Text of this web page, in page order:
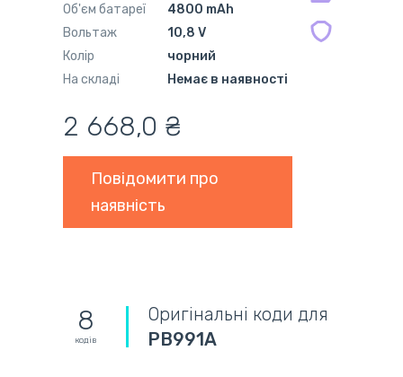
Об'єм батареї
4800 mAh
Вольтаж
10,8 V
Колір
чорний
На складі
Немає в наявності
2 668,0 ₴
Повідомити про
наявність
8
кодів
Оригінальні коди для
PB991A